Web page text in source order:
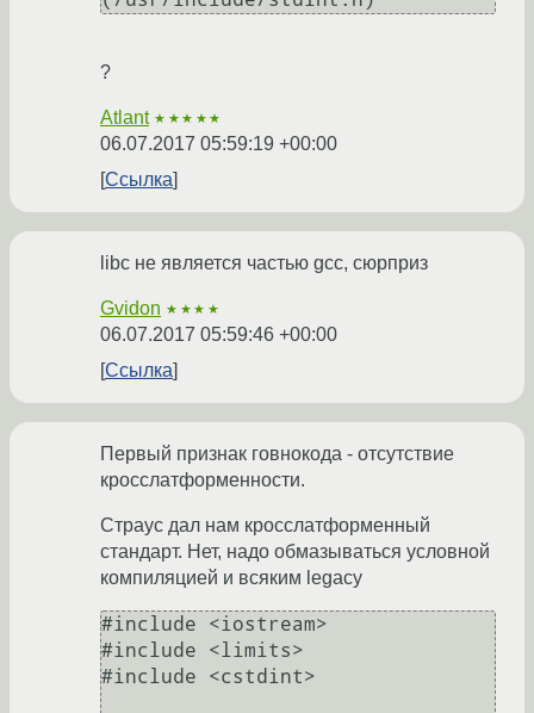
?
Atlant ★★★★★
06.07.2017 05:59:19 +00:00
Ссылка
libc не является частью gcc, сюрприз
Gvidon ★★★★
06.07.2017 05:59:46 +00:00
Ссылка
Первый признак говнокода - отсутствие
кросслатформенности.
Страус дал нам кросслатформенный
стандарт. Нет, надо обмазываться условной
компиляцией и всяким legacy
#include <iostream>
#include <limits>
#include <cstdint>